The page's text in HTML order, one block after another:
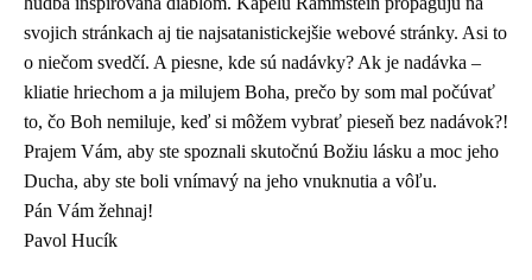
svojich stránkach aj tie najsatanistickejšie webové stránky. Asi to
o niečom svedčí. A piesne, kde sú nadávky? Ak je nadávka –
kliatie hriechom a ja milujem Boha, prečo by som mal počúvať
to, čo Boh nemiluje, keď si môžem vybrať pieseň bez nadávok?!
Prajem Vám, aby ste spoznali skutočnú Božiu lásku a moc jeho
Ducha, aby ste boli vnímavý na jeho vnuknutia a vôľu.
Pán Vám žehnaj!
Pavol Hucík